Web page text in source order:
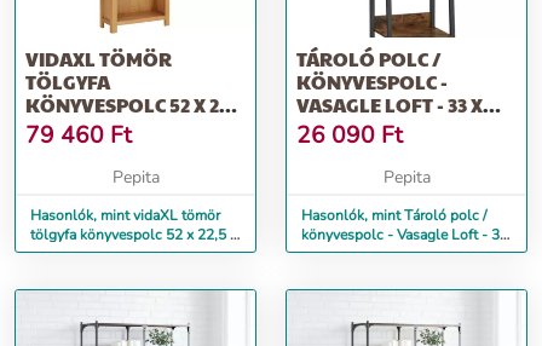
VIDAXL TÖMÖR
TÖLGYFA
KÖNYVESPOLC 52 X 22,5
X 170 CM
79 460 Ft
Pepita
Hasonlók, mint vidaXL tömör
tölgyfa könyvespolc 52 x 22,5 x
170 cm
TÁROLÓ POLC /
KÖNYVESPOLC -
VASAGLE LOFT - 33 X
170 CM
26 090 Ft
Pepita
Hasonlók, mint Tároló polc /
könyvespolc - Vasagle Loft - 33
x 170 cm